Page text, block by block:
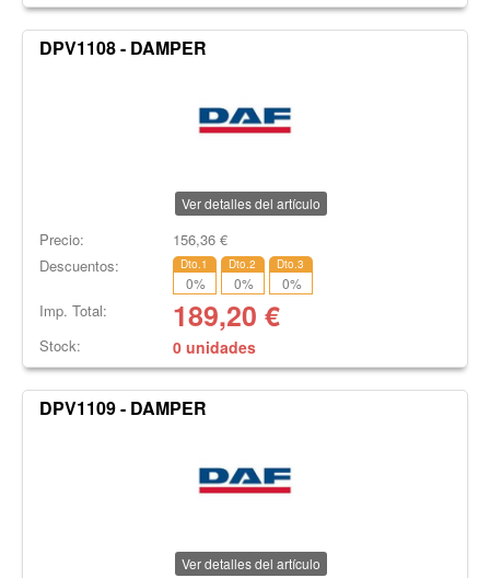
DPV1108 - DAMPER
Ver detalles del artículo
Precio: 156,36€
Descuentos:
Dto.1
0%
Dto.2
0%
Dto.3
0%
Imp. Total: 189,20 €
Stock: 0 unidades
DPV1109 - DAMPER
Ver detalles del artículo